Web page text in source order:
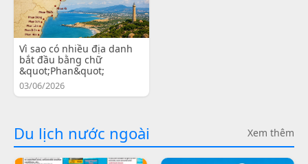
Vì sao có nhiều địa danh
bắt đầu bằng chữ
&quot;Phan&quot;
03/06/2026
Du lịch nước ngoài Xem thêm